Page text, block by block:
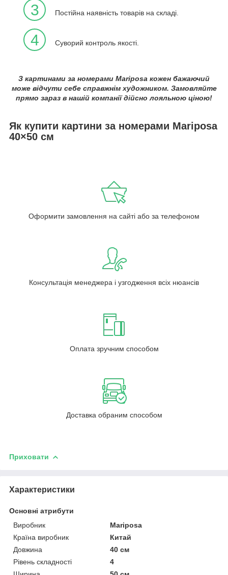
3 Постійна наявність товарів на складі.
4 Суворий контроль якості.
З картинами за номерами Mariposa кожен бажаючий
може відчути себе справжнім художником. Замовляйте
прямо зараз в нашій компанії дійсно лояльною ціною!
Як купити картини за номерами Mariposa
40×50 см
Оформити замовлення на сайті або за телефоном
Консультація менеджера і узгодження всіх нюансів
Оплата зручним способом
Доставка обраним способом
Приховати
Характеристики
Основні атрибути
Виробник
Mariposa
Країна виробник
Китай
Довжина
40 см
Рівень складності
4